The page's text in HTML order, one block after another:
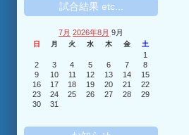
試合結果 etc...
7月 2026年8月 9月
日 月 火 水 木 金 土
1
2
3 4 5 6 7
8
9
10 11 12 13 14
15
16
17 18 19 20 21
22
23
24 25 26 27 28
29
30
31